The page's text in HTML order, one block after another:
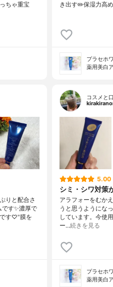
ちゃ重宝
き出す✏️保湿力高
プラセホ
薬用美白
りと配合さ
す✨濃厚で
す♡"膜を
コスメと
5.00
シミ・シワ対策
アラフォーをむか
うと思うようにな
しています。今使
ー…続きを見る
プラセホ
薬用美白